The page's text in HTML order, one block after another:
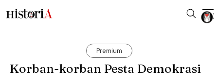
Premium
Korban-korban Pesta Demokrasi